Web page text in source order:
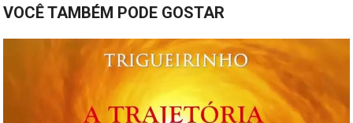
VOCÊ TAMBÉM PODE GOSTAR